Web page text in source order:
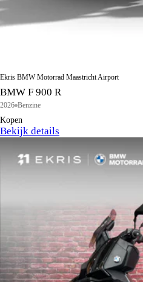
Ekris BMW Motorrad Maastricht Airport
BMW F 900 R
2026 Benzine
Kopen
Bekijk details